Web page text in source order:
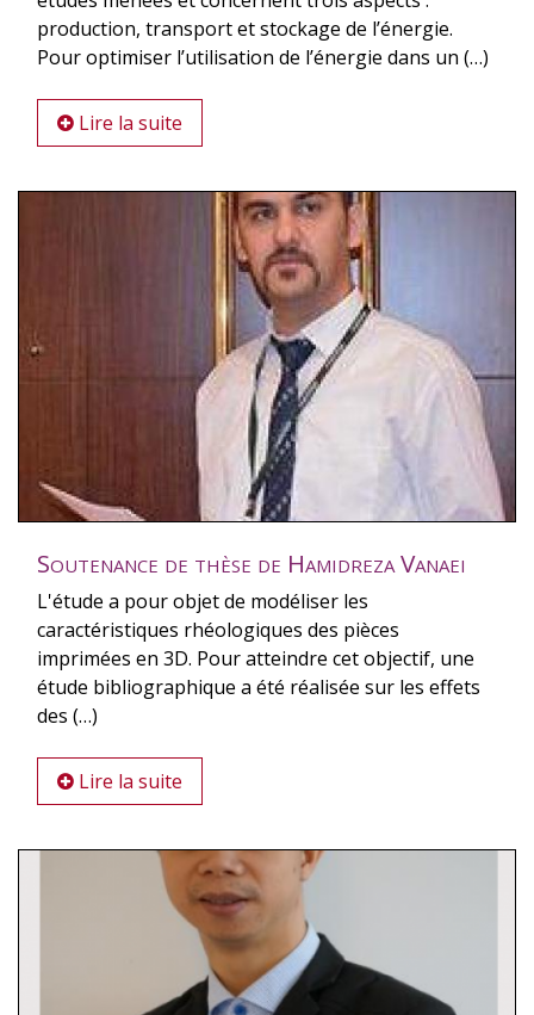
production, transport et stockage de l’énergie.
Pour optimiser l’utilisation de l’énergie dans un (…)
Lire la suite
Soutenance de thèse de Hamidreza Vanaei
L'étude a pour objet de modéliser les
caractéristiques rhéologiques des pièces
imprimées en 3D. Pour atteindre cet objectif, une
étude bibliographique a été réalisée sur les effets
des (…)
Lire la suite